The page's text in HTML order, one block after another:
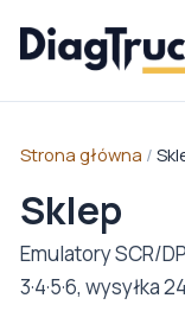
Strona główna /
Sklep
Emulatory SCR/
3·4·5·6, wysyłka